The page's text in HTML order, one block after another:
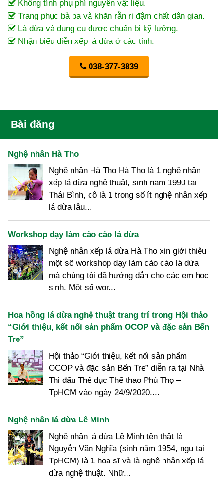
Không tính phụ phí nguyên vật liệu.
Trang phục bà ba và khăn rằn ri đậm chất dân gian.
Lá dừa và dụng cụ được chuẩn bị kỹ lưỡng.
Nhận biểu diễn xếp lá dừa ở các tỉnh.
038-377-3839
Bài đăng
Nghệ nhân Hà Tho
Nghệ nhân Hà Tho Hà Tho là 1 nghệ nhân
xếp lá dừa nghệ thuật, sinh năm 1990 tại
Thái Bình, cô là 1 trong số ít nghệ nhân xếp
lá dừa lâu...
Workshop dạy làm cào cào lá dừa
Nghệ nhân xếp lá dừa Hà Tho xin giới thiệu
một số workshop dạy làm cào cào lá dừa
mà chúng tôi đã hướng dẫn cho các em học
sinh. Một số wor...
Hoa hồng lá dừa nghệ thuật trang trí trong Hội thảo
“Giới thiệu, kết nối sản phẩm OCOP và đặc sản Bến
Tre”
Hội thảo “Giới thiệu, kết nối sản phẩm
OCOP và đặc sản Bến Tre” diễn ra tại Nhà
Thi đấu Thể dục Thể thao Phú Thọ –
TpHCM vào ngày 24/9/2020....
Nghệ nhân lá dừa Lê Minh
Nghệ nhân lá dừa Lê Minh tên thật là
Nguyễn Văn Nghĩa (sinh năm 1954, ngụ tại
TpHCM) là 1 họa sĩ và là nghệ nhân xếp lá
dừa nghệ thuật. Nhữ...